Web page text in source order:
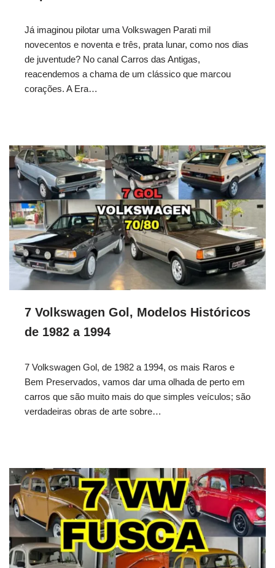
Já imaginou pilotar uma Volkswagen Parati mil
novecentos e noventa e três, prata lunar, como nos dias
de juventude? No canal Carros das Antigas,
reacendemos a chama de um clássico que marcou
corações. A Era…
7 Volkswagen Gol, Modelos Históricos
de 1982 a 1994
7 Volkswagen Gol, de 1982 a 1994, os mais Raros e
Bem Preservados, vamos dar uma olhada de perto em
carros que são muito mais do que simples veículos; são
verdadeiras obras de arte sobre…